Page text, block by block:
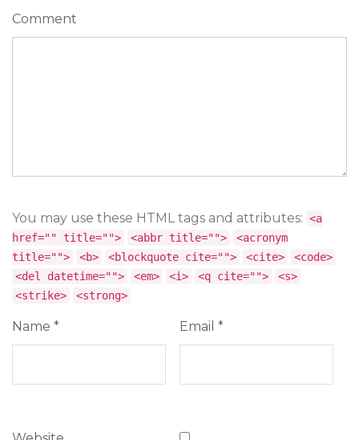
Comment
You may use these HTML tags and attributes: <a
href="" title="">
<abbr title="">
<acronym
title="">
<b> <blockquote cite=""> <cite>
<code>
<del datetime="">
<em> <i> <q cite="">
<s>
<strike>
<strong>
Name * Email *